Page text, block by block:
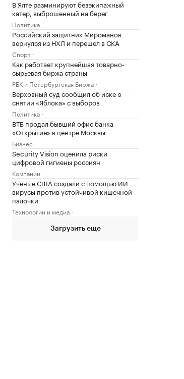
В Ялте разминируют безэкипажный
катер, выброшенный на берег
Политика
Российский защитник Мироманов
вернулся из НХЛ и перешел в СКА
Спорт
Как работает крупнейшая товарно-
сырьевая биржа страны
РБК и Петербургская Биржа
Верховный суд сообщил об иске о
снятии «Яблока» с выборов
Политика
ВТБ продал бывший офис банка
«Открытие» в центре Москвы
Бизнес
Security Vision оценила риски
цифровой гигиены россиян
Компании
Ученые США создали с помощью ИИ
вирусы против устойчивой кишечной
палочки
Технологии и медиа
Загрузить еще